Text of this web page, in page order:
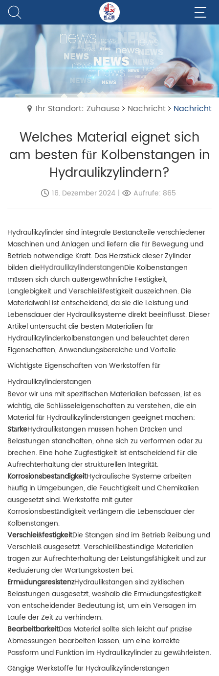
Ihr Standort: Zuhause Nachricht Nachricht
Welches Material eignet sich
am besten für Kolbenstangen in
Hydraulikzylindern?
16. Dezember 2024 | Aufrufe: 865
Hydraulikzylinder sind integrale Bestandteile verschiedener
Maschinen und Anlagen und liefern die für Bewegung und
Betrieb notwendige Kraft. Das Herzstück dieser Zylinder
bilden dieHydraulikzylinderstangenDie Kolbenstangen
müssen sich durch außergewöhnliche Festigkeit,
Langlebigkeit und Verschleißfestigkeit auszeichnen. Die
Materialwahl ist entscheidend, da sie die Leistung und
Lebensdauer der Hydrauliksysteme direkt beeinflusst. Dieser
Artikel untersucht die besten Materialien für
Hydraulikzylinderkolbenstangen und beleuchtet deren
Eigenschaften, Anwendungsbereiche und Vorteile.
Wichtigste Eigenschaften von Werkstoffen für
Hydraulikzylinderstangen
Bevor wir uns mit spezifischen Materialien befassen, ist es
wichtig, die Schlüsseleigenschaften zu verstehen, die ein
Material für Hydraulikzylinderstangen geeignet machen:
StärkeHydraulikstangen müssen hohen Drücken und
Belastungen standhalten, ohne sich zu verformen oder zu
brechen. Eine hohe Zugfestigkeit ist entscheidend für die
Aufrechterhaltung der strukturellen Integrität.
KorrosionsbeständigkeitHydraulische Systeme arbeiten
häufig in Umgebungen, die Feuchtigkeit und Chemikalien
ausgesetzt sind. Werkstoffe mit guter
Korrosionsbeständigkeit verlängern die Lebensdauer der
Kolbenstangen.
VerschleißfestigkeitDie Stangen sind im Betrieb Reibung und
Verschleiß ausgesetzt. Verschleißbeständige Materialien
tragen zur Aufrechterhaltung der Leistungsfähigkeit und zur
Reduzierung der Wartungskosten bei.
ErmüdungsresistenzHydraulikstangen sind zyklischen
Belastungen ausgesetzt, weshalb die Ermüdungsfestigkeit
von entscheidender Bedeutung ist, um ein Versagen im
Laufe der Zeit zu verhindern.
BearbeitbarkeitDas Material sollte sich leicht auf präzise
Abmessungen bearbeiten lassen, um eine korrekte
Passform und Funktion im Hydraulikzylinder zu gewährleisten.
Gängige Werkstoffe für Hydraulikzylinderstangen